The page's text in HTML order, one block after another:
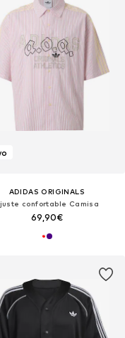
ADIDAS ORIGINALS
confortable Camisa
69,90€